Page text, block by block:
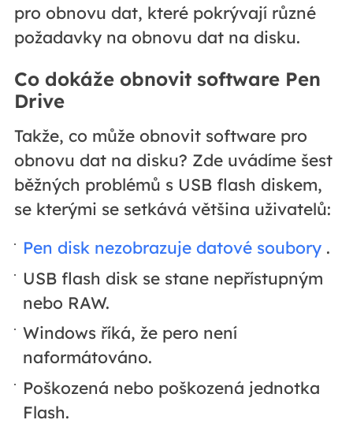
pro obnovu dat, které pokrývají různé
požadavky na obnovu dat na disku.
Co dokáže obnovit software Pen
Drive
Takže, co může obnovit software pro
obnovu dat na disku? Zde uvádíme šest
běžných problémů s USB flash diskem,
se kterými se setkává většina uživatelů:
Pen disk nezobrazuje datové soubory .
USB flash disk se stane nepřístupným
nebo RAW.
Windows říká, že pero není
naformátováno.
Poškozená nebo poškozená jednotka
Flash.